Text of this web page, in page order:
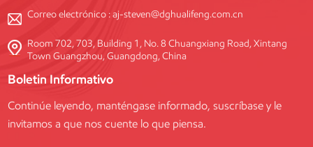
Correo electrónico :aj-steven@dghualifeng.com.cn
Room 702, 703, Building 1, No. 8 Chuangxiang Road, Xintang
Town Guangzhou, Guangdong, China
Boletin Informativo
Continúe leyendo, manténgase informado, suscríbase y le
invitamos a que nos cuente lo que piensa.